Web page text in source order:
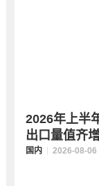
2026年上半
出口量值齐
国内 2026-08-06